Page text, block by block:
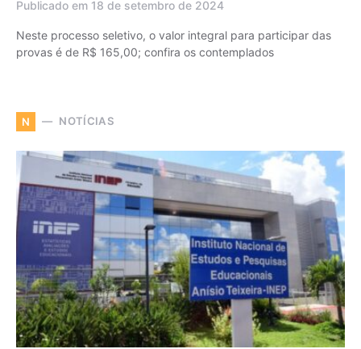
Publicado em 18 de setembro de 2024
Neste processo seletivo, o valor integral para participar das
provas é de R$ 165,00; confira os contemplados
N NOTÍCIAS